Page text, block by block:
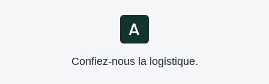
Confiez-nous la logistique.